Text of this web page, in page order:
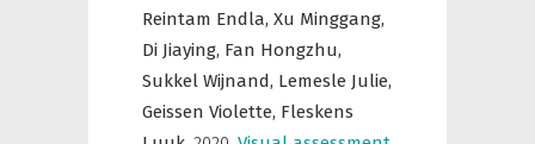
Reintam Endla, Xu Minggang,
Di Jiaying, Fan Hongzhu,
Sukkel Wijnand, Lemesle Julie,
Geissen Violette, Fleskens